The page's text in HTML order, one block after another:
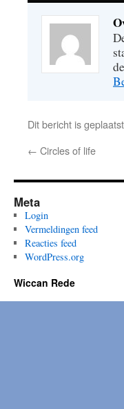
Dit bericht is
← Circles of life
Meta
Login
Vermeldingen feed
Reacties feed
WordPress.org
Wiccan Rede